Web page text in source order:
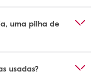
uma pilha de
usadas?